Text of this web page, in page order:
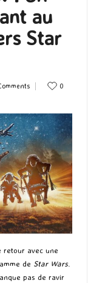
au
Star
0
retour avec une
de Star Wars.
pas de ravir